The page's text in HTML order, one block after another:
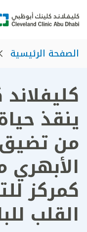
الصفحة الرئيسية
ينقذ
من
الأبهري
كمركز
القلب